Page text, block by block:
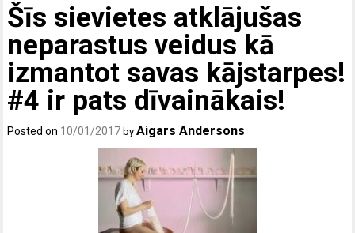
Šīs sievietes atklājušas
neparastus veidus kā
izmantot savas kājstarpes!
#4 ir pats dīvainākais!
Posted on 10/01/2017 byAigars Andersons